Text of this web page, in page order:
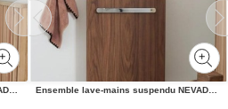
Ensemble lave-mains suspendu NEVADA avec robinet et miroir Ensemble lave-mains suspendu NEVADA avec robinet chromé